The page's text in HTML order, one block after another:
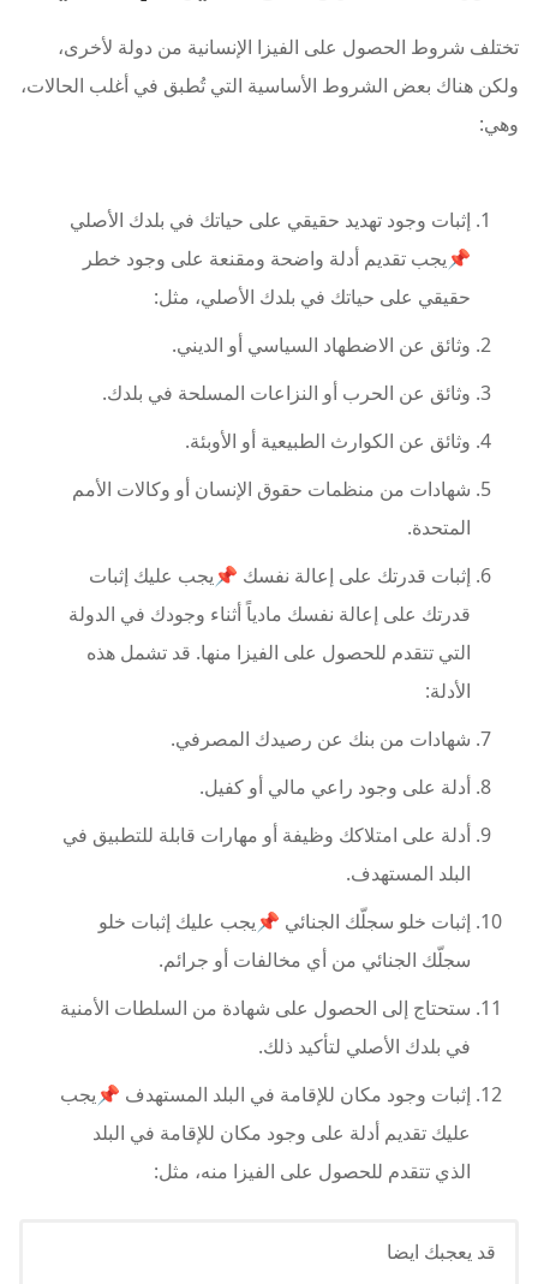
تختلف شروط الحصول على الفيزا الإنسانية من دولة لأخرى،
ولكن هناك بعض الشروط الأساسية التي تُطبق في أغلب الحالات،
وهي:
إثبات وجود تهديد حقيقي على حياتك في بلدك الأصلي
📌يجب تقديم أدلة واضحة ومقنعة على وجود خطر
حقيقي على حياتك في بلدك الأصلي، مثل:
وثائق عن الاضطهاد السياسي أو الديني.
وثائق عن الحرب أو النزاعات المسلحة في بلدك.
وثائق عن الكوارث الطبيعية أو الأوبئة.
شهادات من منظمات حقوق الإنسان أو وكالات الأمم
المتحدة.
إثبات قدرتك على إعالة نفسك 📌يجب عليك إثبات
قدرتك على إعالة نفسك مادياً أثناء وجودك في الدولة
التي تتقدم للحصول على الفيزا منها. قد تشمل هذه
الأدلة:
شهادات من بنك عن رصيدك المصرفي.
أدلة على وجود راعي مالي أو كفيل.
أدلة على امتلاكك وظيفة أو مهارات قابلة للتطبيق في
البلد المستهدف.
إثبات خلو سجلّك الجنائي 📌يجب عليك إثبات خلو
سجلّك الجنائي من أي مخالفات أو جرائم.
ستحتاج إلى الحصول على شهادة من السلطات الأمنية
في بلدك الأصلي لتأكيد ذلك.
إثبات وجود مكان للإقامة في البلد المستهدف 📌يجب
عليك تقديم أدلة على وجود مكان للإقامة في البلد
الذي تتقدم للحصول على الفيزا منه، مثل:
قد يعجبك ايضا